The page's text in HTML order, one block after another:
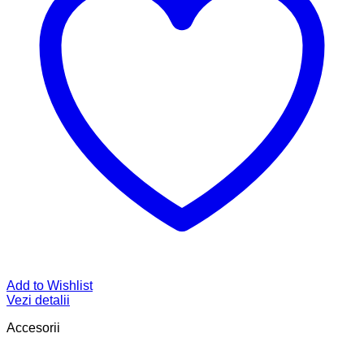
Add to Wishlist
Vezi detalii
Accesorii